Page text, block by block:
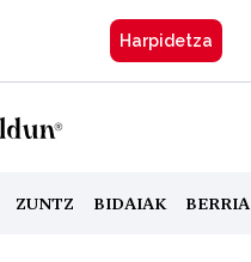
Harpidetzа
ZUNTZ BIDAIAK